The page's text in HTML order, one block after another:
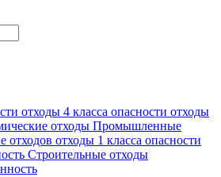
отходы 4 класса опасности отходы
отходы Промышленные
отходов отходы 1 класса опасности
Строительные отходы